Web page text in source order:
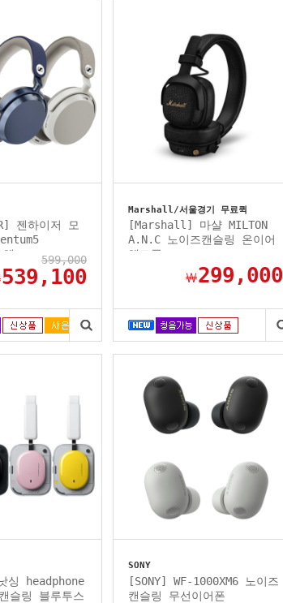
젠하이저 모
...
599,000
539,100
Marshall/서울경기 무료퀵
[Marshall] 마샬 MILTON
A.N.C 노이즈캔슬링 온이어
헤드폰...
￦299,000
싱 headphone
슬링 블루투스
SONY
[SONY] WF-1000XM6 노이즈
캔슬링 무선이어폰